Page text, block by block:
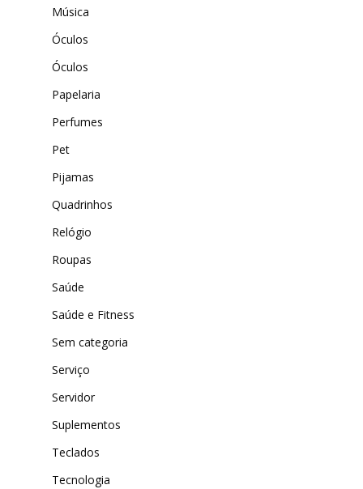
Música
Óculos
Óculos
Papelaria
Perfumes
Pet
Pijamas
Quadrinhos
Relógio
Roupas
Saúde
Saúde e Fitness
Sem categoria
Serviço
Servidor
Suplementos
Teclados
Tecnologia